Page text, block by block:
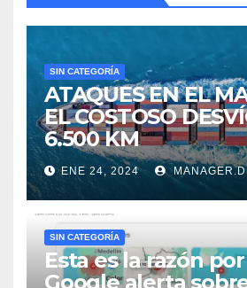
SIN CATEGORÍA
ATAQUES EN EL
EL COSTOSO
6.500 KM
ENE 24, 2024
SIN CATEGORÍA
Esta es la razón
Google alerta